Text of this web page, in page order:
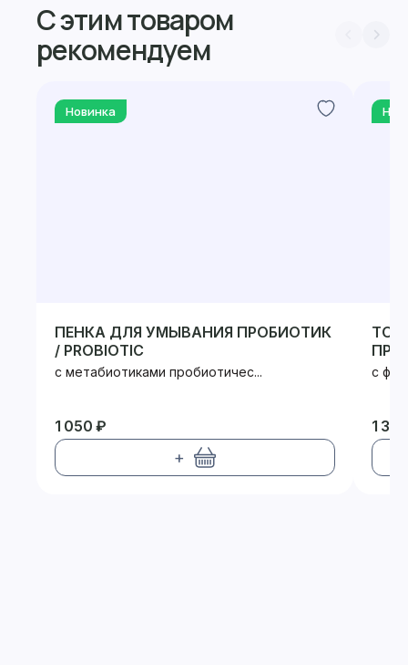
С этим товаром
рекомендуем
Новинка
ПЕНКА ДЛЯ УМЫВАНИЯ ПРОБИОТИК
/ PROBIOTIC
с метабиотиками пробиотичес...
1 050 ₽
+
с
1